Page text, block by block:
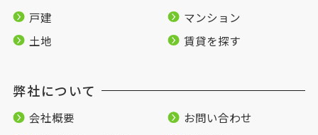
戸建
マンション
土地
賃貸を探す
弊社について
会社概要
お問い合わせ